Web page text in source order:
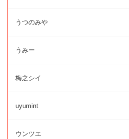
うつのみや
うみー
梅之シイ
uyumint
ウンツエ